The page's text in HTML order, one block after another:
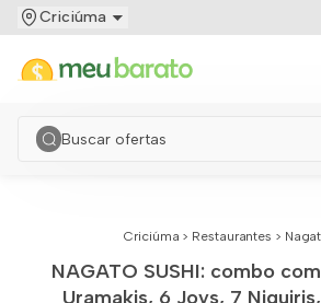
Criciúma
Criciúma > Restaurantes >
NAGATO SUSHI: combo
Uramakis, 6 Joys, 7